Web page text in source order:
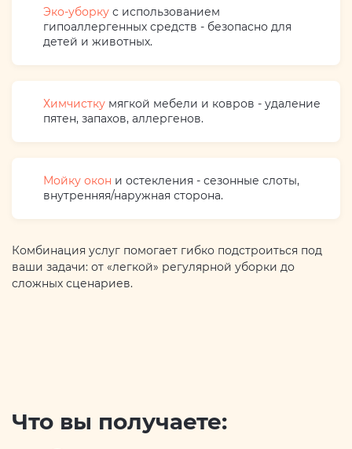
Эко-уборку с использованием
гипоаллергенных средств - безопасно для
детей и животных.
Химчистку мягкой мебели и ковров - удаление
пятен, запахов, аллергенов.
Мойку окон и остекления - сезонные слоты,
внутренняя/наружная сторона.
Комбинация услуг помогает гибко подстроиться под
ваши задачи: от «легкой» регулярной уборки до
сложных сценариев.
Что вы получаете: